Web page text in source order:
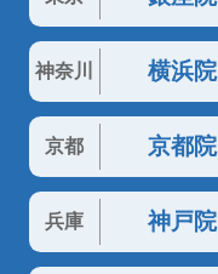
神奈川 横浜院
京都 京都院
兵庫 神戸院